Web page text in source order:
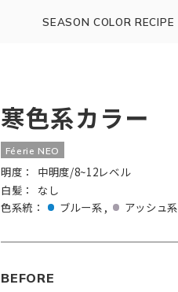
SEASON COLOR RECIPE
寒色系カラー
Féerie NEO
明度：
中明度/8~12レベル
白髪：
なし
色系統：
ブルー系 アッシュ系
BEFORE